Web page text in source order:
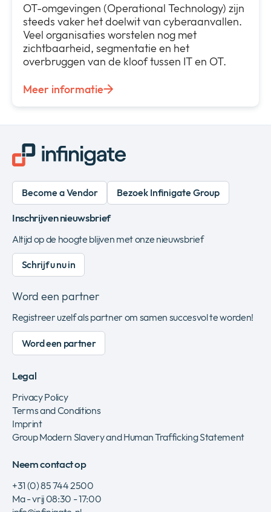
OT-omgevingen (Operational Technology) zijn
steeds vaker het doelwit van cyberaanvallen.
Veel organisaties worstelen nog met
zichtbaarheid, segmentatie en het
overbruggen van de kloof tussen IT en OT.
Meer informatie
Become a Vendor Bezoek Infinigate Group
Inschrijven nieuwsbrief
Altijd op de hoogte blijven met onze nieuwsbrief
Schrijf u nu in
Word een partner
Registreer uzelf als partner om samen succesvol te worden!
Word een partner
Legal
Privacy Policy
Terms and Conditions
Imprint
Group Modern Slavery and Human Trafficking Statement
Neem contact op
+31 (0) 85 744 2500
Ma - vrij 08:30 - 17:00